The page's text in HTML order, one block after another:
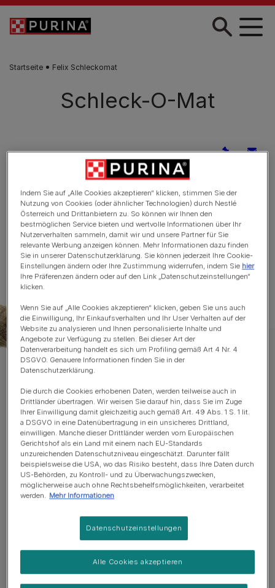
Skip to main content
Startseite Felix Schleckomat
Schleck-O-Mat
Auf die Tatzen, fertig,
Newsletter abonnieren!
Du und deine Katze, ihr seid zusammen einfach
glücklicher. Mit unserem Newsletter wollen wir dafür
sorgen, dass es euch noch besser geht.Sicher dir jetzt
tierische Highlights wie tolle Gewinnspiele, Aktionen und
abonnieren!
Indem Sie auf „Alle Cookies akzeptieren“ klicken, stimmen Sie der
Nutzung von Cookies (oder ähnlicher Technologien) durch Nestlé
Österreich und Drittanbietern zu. So können wir Ihnen den
bestmöglichen Service bieten und wertvolle Informationen über Ihr
Nutzerverhalten sammeln, damit wir und unsere Partner für Sie
relevante Werbung anzeigen können. Mehr Informationen dazu finden
Sie in unserer Datenschutzerklärung. Sie können jederzeit Ihre Cookie-
Einstellungen ändern oder Ihre Zustimmung widerrufen, indem Sie hier
Ihre Präferenzen ändern oder auf den Link „Datenschutzeinstellungen“
klicken.
Wenn Sie auf „Alle Cookies akzeptieren“ klicken, geben Sie uns auch
die Einwilligung, Ihr Einkaufsverhalten und Ihr User Verhalten auf der
Website zu analysieren und Ihnen personalisierte Inhalte und
Angebote zur Verfügung zu stellen. Bei dieser Art der
Datenverarbeitung handelt es sich um Profiling gemäß Art 4 Nr. 4
DSGVO. Genauere Informationen finden Sie in der
Datenschutzerklärung.
Die durch die Cookies erhobenen Daten, werden teilweise auch in
Drittländer übertragen. Wir weisen Sie darauf hin, dass Sie im Zuge
Ihrer Einwilligung damit gleichzeitig auch gemäß Art. 49 Abs. 1 S. 1 lit.
a DSGVO in eine Datenübertragung in ein unsicheres Drittland,
einwilligen. Manche dieser Drittländer werden vom Europäischen
Gerichtshof als ein Land mit einem nach EU-Standards
unzureichenden Datenschutzniveau eingeschätzt. Darunter fällt
beispielsweise die USA, wo das Risiko besteht, dass Ihre Daten durch
US-Behörden, zu Kontroll- und zu Überwachungszwecken,
möglicherweise auch ohne Rechtsbehelfsmöglichkeiten, verarbeitet
werden. Mehr Informationen
Datenschutzeinstellungen
Alle Cookies akzeptieren